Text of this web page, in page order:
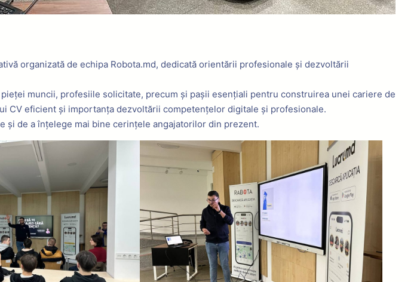
organizată de echipa Robota.md, dedicată orientării profesionale și dezvoltării
muncii, profesiile solicitate, precum și pașii esențiali pentru construirea unei cariere de
CV eficient și importanța dezvoltării competențelor digitale și profesionale.
și de a înțelege mai bine cerințele angajatorilor din prezent.